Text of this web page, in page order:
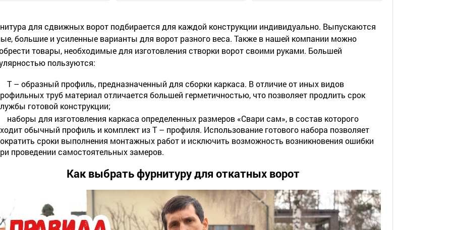
для сдвижных ворот подбирается для каждой конструкции индивидуально. Выпускаются
большие и усиленные варианты для ворот разного веса. Также в нашей компании можно
товары, необходимые для изготовления створки ворот своими руками. Большей
пользуются:
Т – образный профиль, предназначенный для сборки каркаса. В отличие от иных видов
труб материал отличается большей герметичностью, что позволяет продлить срок
готовой конструкции;
наборы для изготовления каркаса определенных размеров «Свари сам», в состав которого
обычный профиль и комплект из Т – профиля. Использование готового набора позволяет
сроки выполнения монтажных работ и исключить возможность возникновения ошибки
проведении самостоятельных замеров.
Как выбрать фурнитуру для откатных ворот